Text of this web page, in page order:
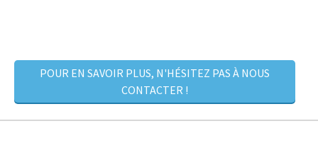
POUR EN SAVOIR PLUS, N'HÉSITEZ PAS À NOUS
CONTACTER !